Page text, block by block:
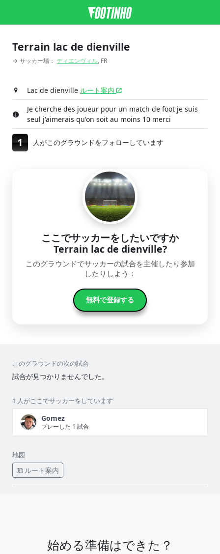
Terrain lac de dienville
→ サッカー場： ディエンヴィル, FR
Lac de dienville ルート案内
Je cherche des joueur pour un match de foot je suis
seul j'aimerais qu'on soit au moins 10 merci
1 人がこのグラウンドをフォローしています
ここでサッカーをしたいですか
Terrain lac de dienville?
このグラウンドでサッカーの試合を主催したり参加
したりしよう：
無料で登録する
このグラウンドの次の試合
試合が見つかりませんでした。
1 人がここでサッカーをしています
Gomez
プレーした 1 試合
地図
ルート案内
始める準備はできた？